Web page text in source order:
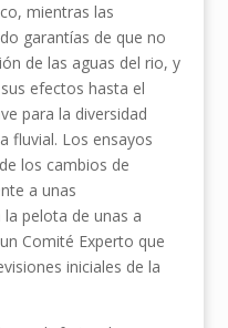
mientras las
garantías de que no
de las aguas del rio, y
efectos hasta el
para la diversidad
fluvial. Los ensayos
los cambios de
a unas
pelota de unas a
Comité Experto que
iniciales de la